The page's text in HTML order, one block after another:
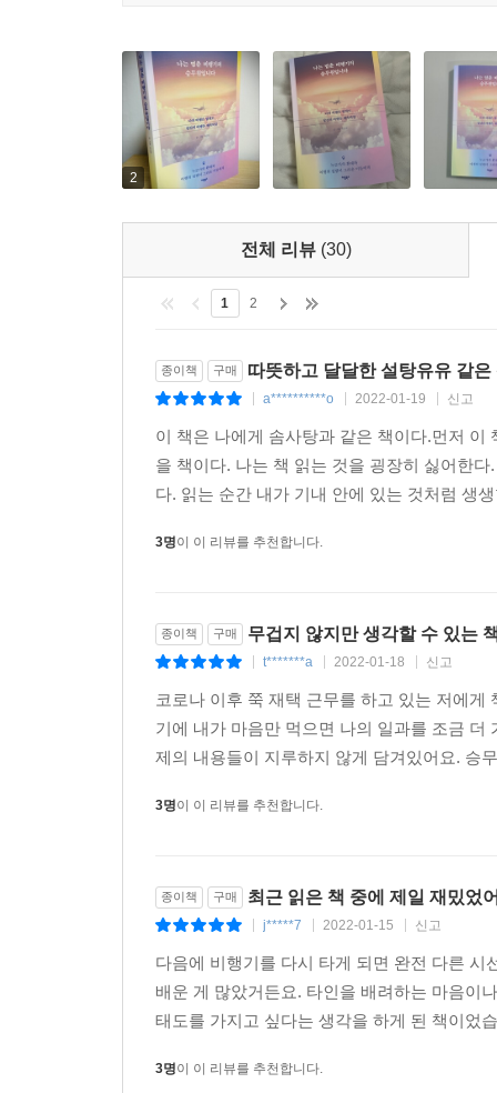
2
전체 리뷰 (30)
1 2
종이책 구매 따뜻하고 달달한 설탕유유 같은
a**********o 2022-01-19 신고
이 책은 나에게 솜사탕과 같은 책이다.먼저 이
을 책이다. 나는 책 읽는 것을 굉장히 싫어한
다. 읽는 순간 내가 기내 안에 있는 것처럼 생
3명이 이 리뷰를 추천합니다.
종이책 구매 무겁지 않지만 생각할 수 있는
t*******a 2022-01-18 신고
코로나 이후 쭉 재택 근무를 하고 있는 저에
기에 내가 마음만 먹으면 나의 일과를 조금
제의 내용들이 지루하지 않게 담겨있어요. 승
3명이 이 리뷰를 추천합니다.
종이책 구매 최근 읽은 책 중에 제일 재밌었
j*****7 2022-01-15 신고
다음에 비행기를 다시 타게 되면 완전 다른
배운 게 많았거든요. 타인을 배려하는 마음이
태도를 가지고 싶다는 생각을 하게 된 책이었
3명이 이 리뷰를 추천합니다.